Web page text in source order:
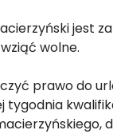
jest
wolne.
prawo do
tygodnia